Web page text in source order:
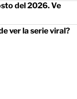
del 2026. Ve
ver la serie viral?